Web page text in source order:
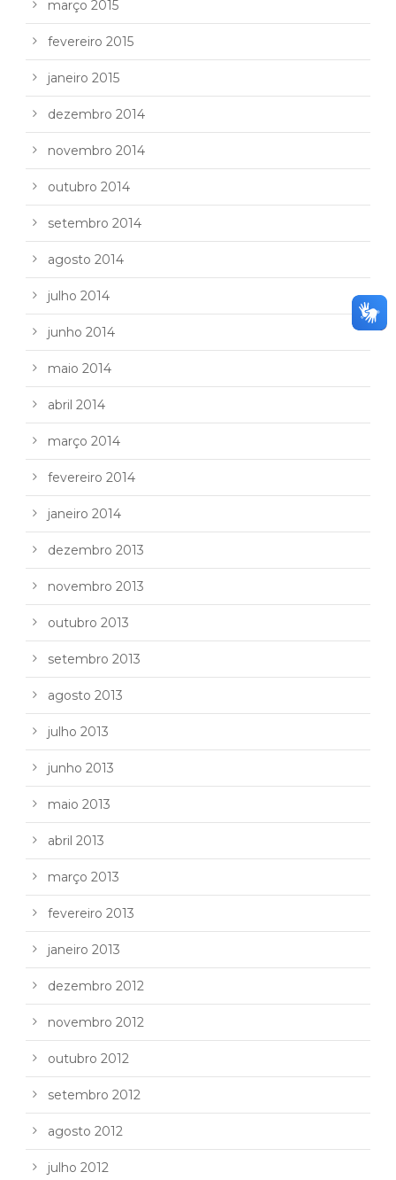
março 2015
fevereiro 2015
janeiro 2015
dezembro 2014
novembro 2014
outubro 2014
setembro 2014
agosto 2014
julho 2014
junho 2014
maio 2014
abril 2014
março 2014
fevereiro 2014
janeiro 2014
dezembro 2013
novembro 2013
outubro 2013
setembro 2013
agosto 2013
julho 2013
junho 2013
maio 2013
abril 2013
março 2013
fevereiro 2013
janeiro 2013
dezembro 2012
novembro 2012
outubro 2012
setembro 2012
agosto 2012
julho 2012